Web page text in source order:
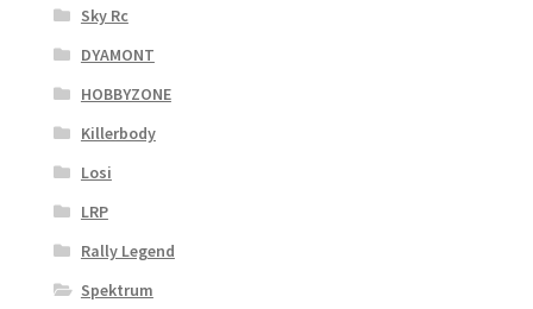
Sky Rc
DYAMONT
HOBBYZONE
Killerbody
Losi
LRP
Rally Legend
Spektrum